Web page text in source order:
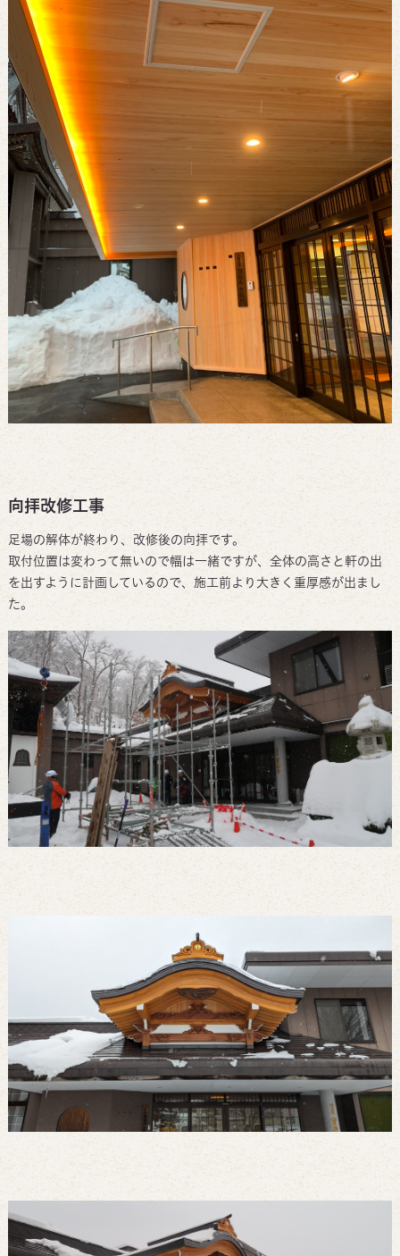
向拝改修工事
足場の解体が終わり、改修後の向拝です。
取付位置は変わって無いので幅は一緒ですが、全体の高さと軒の出
を出すように計画しているので、施工前より大きく重厚感が出まし
た。